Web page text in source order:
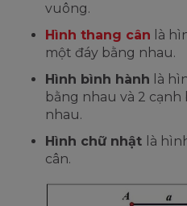
vuông.
Hình thang cân là
một đáy bằng nhau.
Hình bình hành là
bằng nhau và 2 cạnh
nhau.
Hình chữ nhật là
cân.